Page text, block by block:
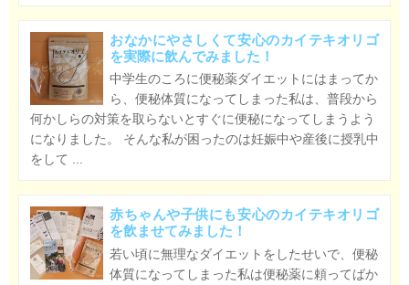
おなかにやさしくて安心のカイテキオリゴ
を実際に飲んでみました！
中学生のころに便秘薬ダイエットにはまってか
ら、便秘体質になってしまった私は、普段から
何かしらの対策を取らないとすぐに便秘になってしまうよう
になりました。 そんな私が困ったのは妊娠中や産後に授乳中
をして ...
赤ちゃんや子供にも安心のカイテキオリゴ
を飲ませてみました！
若い頃に無理なダイエットをしたせいで、便秘
体質になってしまった私は便秘薬に頼ってばか